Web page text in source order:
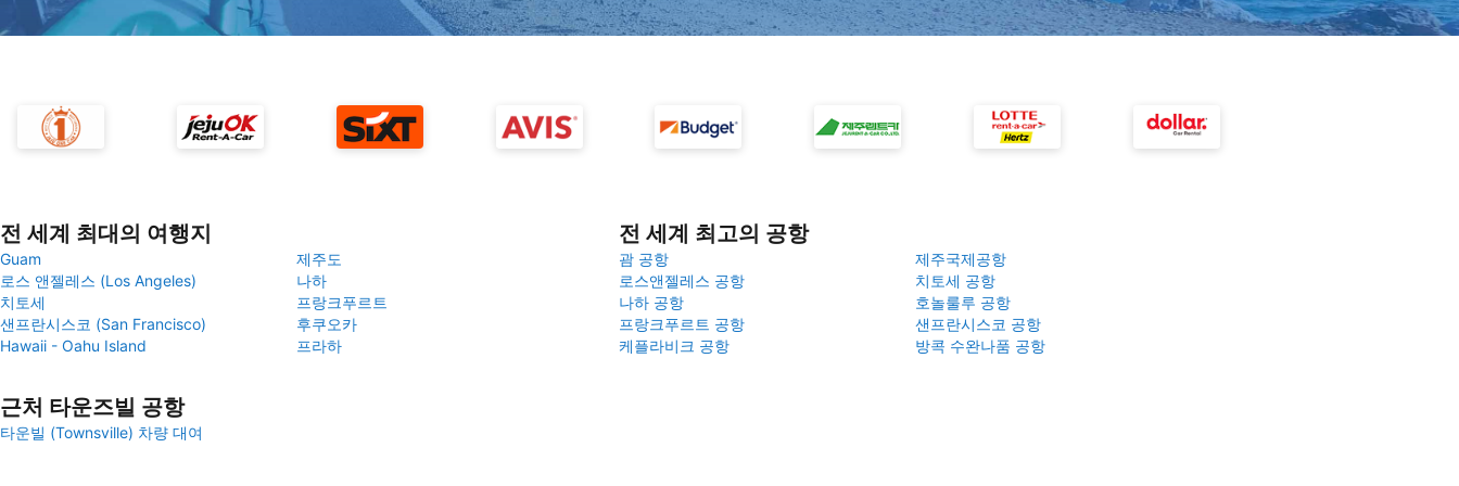
전 세계 최대의 여행지
Guam
제주도
로스 앤젤레스 (Los Angeles)
나하
치토세
프랑크푸르트
샌프란시스코 (San Francisco)
후쿠오카
Hawaii - Oahu Island
프라하
전 세계 최고의 공항
괌 공항
제주국제공항
로스앤젤레스 공항
치토세 공항
나하 공항
호놀룰루 공항
프랑크푸르트 공항
샌프란시스코 공항
케플라비크 공항
방콕 수완나품 공항
근처 타운즈빌 공항
타운빌 (Townsville) 차량 대여